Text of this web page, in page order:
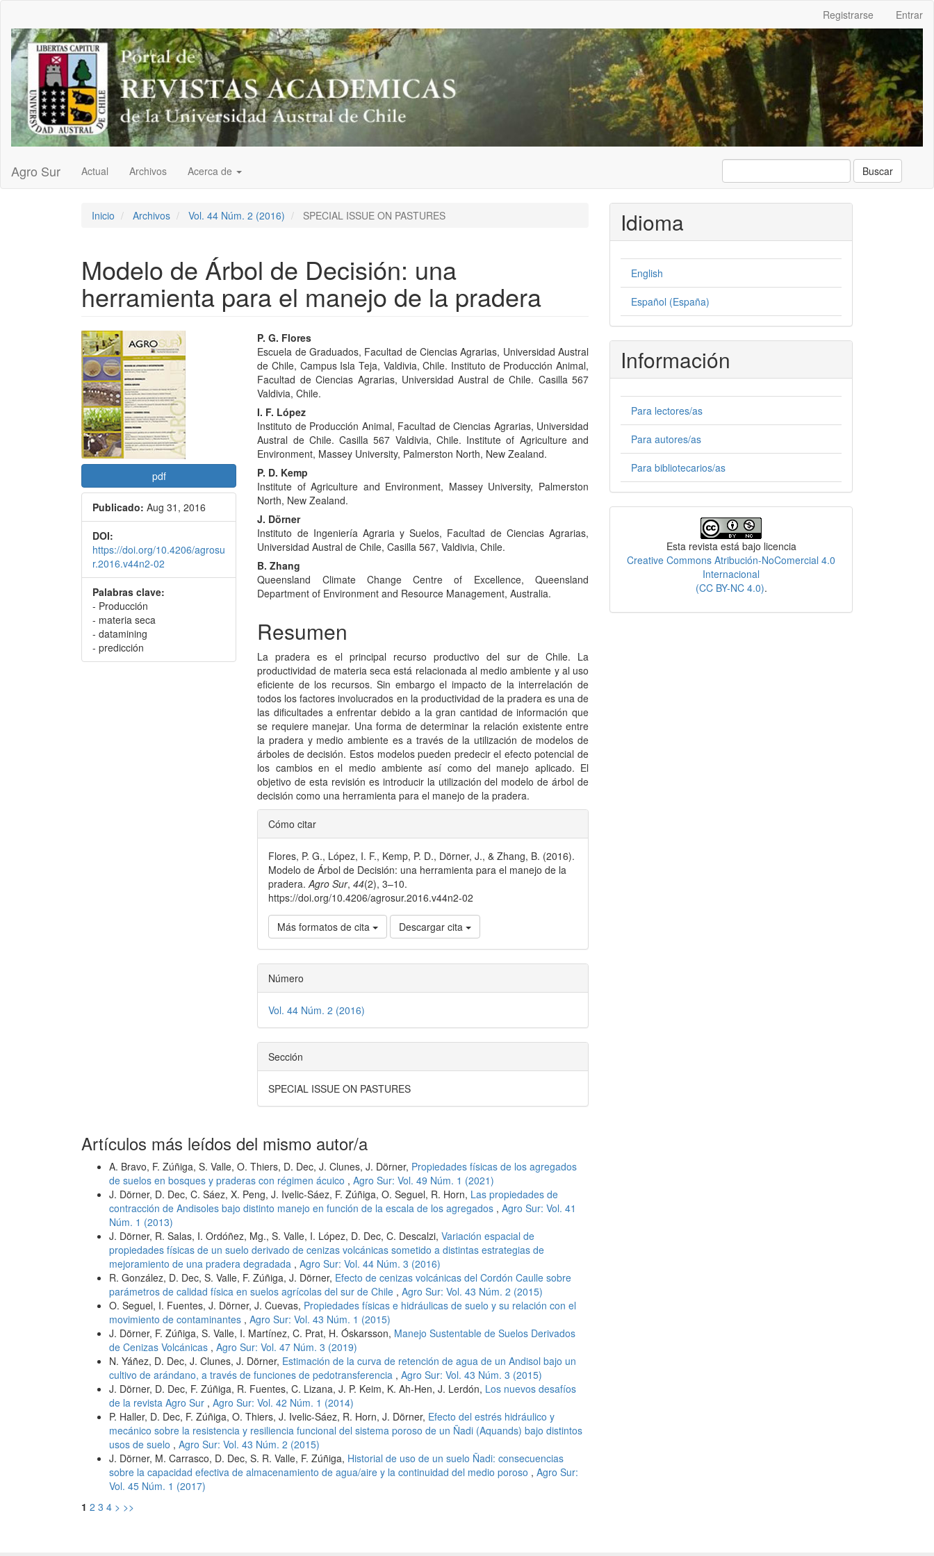
Contenido
principal
Barra
lateral
Registrarse Entrar
Agro Sur Actual Archivos Acerca de Buscar
Inicio Archivos Vol. 44 Núm. 2 (2016) SPECIAL ISSUE ON PASTURES
Modelo de Árbol de Decisión: una
herramienta para el manejo de la pradera
Barra
lateral
del
artículo
pdf
Publicado: Aug 31, 2016
DOI:
https://doi.org/10.4206/agrosu
r.2016.v44n2-02
Palabras clave:
- Producción
- materia seca
- datamining
- predicción
Contenido
principal
del
artículo
P. G. Flores
Escuela de Graduados, Facultad de Ciencias Agrarias, Universidad Austral
de Chile, Campus Isla Teja, Valdivia, Chile. Instituto de Producción Animal,
Facultad de Ciencias Agrarias, Universidad Austral de Chile. Casilla 567
Valdivia, Chile.
I. F. López
Instituto de Producción Animal, Facultad de Ciencias Agrarias, Universidad
Austral de Chile. Casilla 567 Valdivia, Chile. Institute of Agriculture and
Environment, Massey University, Palmerston North, New Zealand.
P. D. Kemp
Institute of Agriculture and Environment, Massey University, Palmerston
North, New Zealand.
J. Dörner
Instituto de Ingeniería Agraria y Suelos, Facultad de Ciencias Agrarias,
Universidad Austral de Chile, Casilla 567, Valdivia, Chile.
B. Zhang
Queensland Climate Change Centre of Excellence, Queensland
Department of Environment and Resource Management, Australia.
Resumen
La pradera es el principal recurso productivo del sur de Chile. La
productividad de materia seca está relacionada al medio ambiente y al uso
eficiente de los recursos. Sin embargo el impacto de la interrelación de
todos los factores involucrados en la productividad de la pradera es una de
las dificultades a enfrentar debido a la gran cantidad de información que
se requiere manejar. Una forma de determinar la relación existente entre
la pradera y medio ambiente es a través de la utilización de modelos de
árboles de decisión. Estos modelos pueden predecir el efecto potencial de
los cambios en el medio ambiente así como del manejo aplicado. El
objetivo de esta revisión es introducir la utilización del modelo de árbol de
decisión como una herramienta para el manejo de la pradera.
Detalles
del
artículo
Cómo citar
Flores, P. G., López, I. F., Kemp, P. D., Dörner, J., & Zhang, B. (2016).
Modelo de Árbol de Decisión: una herramienta para el manejo de la
pradera.Agro Sur,44(2), 3–10.
https://doi.org/10.4206/agrosur.2016.v44n2-02
Más formatos de cita Descargar cita
Número
Vol. 44 Núm. 2 (2016)
Sección
SPECIAL ISSUE ON PASTURES
Artículos más leídos del mismo autor/a
A. Bravo, F. Zúñiga, S. Valle, O. Thiers, D. Dec, J. Clunes, J. Dörner, Propiedades físicas de los agregados
de suelos en bosques y praderas con régimen ácuico , Agro Sur: Vol. 49 Núm. 1 (2021)
J. Dörner, D. Dec, C. Sáez, X. Peng, J. Ivelic-Sáez, F. Zúñiga, O. Seguel, R. Horn, Las propiedades de
contracción de Andisoles bajo distinto manejo en función de la escala de los agregados , Agro Sur: Vol. 41
Núm. 1 (2013)
J. Dörner, R. Salas, I. Ordóñez, Mg., S. Valle, I. López, D. Dec, C. Descalzi, Variación espacial de
propiedades físicas de un suelo derivado de cenizas volcánicas sometido a distintas estrategias de
mejoramiento de una pradera degradada , Agro Sur: Vol. 44 Núm. 3 (2016)
R. González, D. Dec, S. Valle, F. Zúñiga, J. Dörner, Efecto de cenizas volcánicas del Cordón Caulle sobre
parámetros de calidad física en suelos agrícolas del sur de Chile , Agro Sur: Vol. 43 Núm. 2 (2015)
O. Seguel, I. Fuentes, J. Dörner, J. Cuevas, Propiedades físicas e hidráulicas de suelo y su relación con el
movimiento de contaminantes , Agro Sur: Vol. 43 Núm. 1 (2015)
J. Dörner, F. Zúñiga, S. Valle, I. Martínez, C. Prat, H. Óskarsson, Manejo Sustentable de Suelos Derivados
de Cenizas Volcánicas , Agro Sur: Vol. 47 Núm. 3 (2019)
N. Yáñez, D. Dec, J. Clunes, J. Dörner, Estimación de la curva de retención de agua de un Andisol bajo un
cultivo de arándano, a través de funciones de pedotransferencia , Agro Sur: Vol. 43 Núm. 3 (2015)
J. Dörner, D. Dec, F. Zúñiga, R. Fuentes, C. Lizana, J. P. Keim, K. Ah-Hen, J. Lerdón, Los nuevos desafíos
de la revista Agro Sur , Agro Sur: Vol. 42 Núm. 1 (2014)
P. Haller, D. Dec, F. Zúñiga, O. Thiers, J. Ivelic-Sáez, R. Horn, J. Dörner, Efecto del estrés hidráulico y
mecánico sobre la resistencia y resiliencia funcional del sistema poroso de un Ñadi (Aquands) bajo distintos
usos de suelo , Agro Sur: Vol. 43 Núm. 2 (2015)
J. Dörner, M. Carrasco, D. Dec, S. R. Valle, F. Zúñiga, Historial de uso de un suelo Ñadi: consecuencias
sobre la capacidad efectiva de almacenamiento de agua/aire y la continuidad del medio poroso , Agro Sur:
Vol. 45 Núm. 1 (2017)
1 2 3 4 > >>
Idioma
English
Español (España)
Información
Para lectores/as
Para autores/as
Para bibliotecarios/as
Esta revista está bajo licencia
Creative Commons Atribución-NoComercial 4.0
Internacional
(CC BY-NC 4.0).